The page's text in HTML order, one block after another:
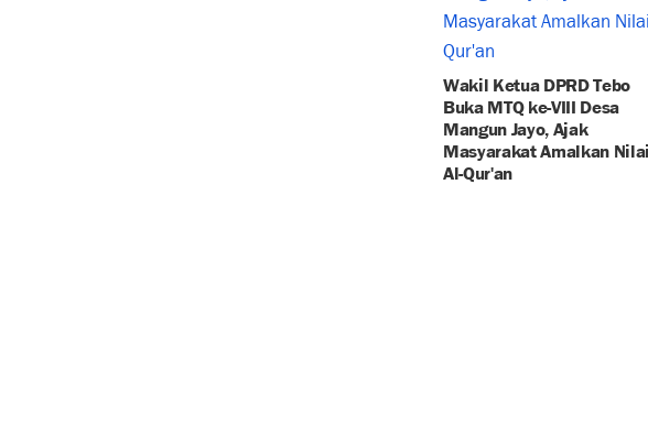
Wakil Ketua DPRD Tebo
Buka MTQ ke-VIII Desa
Mangun Jayo, Ajak
Masyarakat Amalkan Nilai
Al-Qur'an